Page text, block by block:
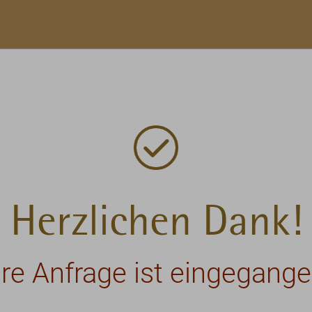
Herzlichen Dank!
Anfrage ist